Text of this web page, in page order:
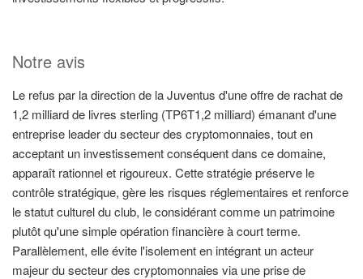
Notre avis
Le refus par la direction de la Juventus d'une offre de rachat de
1,2 milliard de livres sterling (TP6T1,2 milliard) émanant d'une
entreprise leader du secteur des cryptomonnaies, tout en
acceptant un investissement conséquent dans ce domaine,
apparaît rationnel et rigoureux. Cette stratégie préserve le
contrôle stratégique, gère les risques réglementaires et renforce
le statut culturel du club, le considérant comme un patrimoine
plutôt qu'une simple opération financière à court terme.
Parallèlement, elle évite l'isolement en intégrant un acteur
majeur du secteur des cryptomonnaies via une prise de